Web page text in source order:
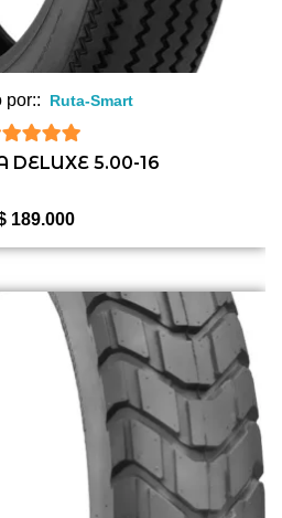
por:: Ruta-Smart
5de 5
DELUXE 5.00-16
189.000